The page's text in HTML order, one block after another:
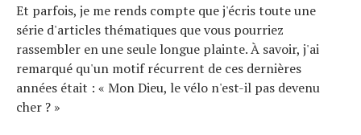
Et parfois, je me rends compte que j'écris toute une
série d'articles thématiques que vous pourriez
rassembler en une seule longue plainte. À savoir, j'ai
remarqué qu'un motif récurrent de ces dernières
années était : « Mon Dieu, le vélo n'est-il pas devenu
cher ? »